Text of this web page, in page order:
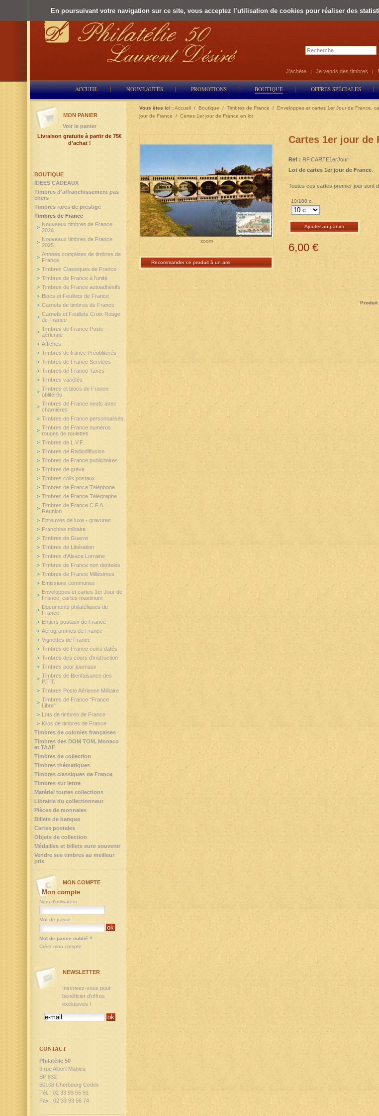
En poursuivant votre navigation sur ce site, vous acceptez l’utilisation de cookies pour réaliser des
ACCUEIL NOUVEAUTÉS PROMOTIONS BOUTIQUE OFFRES SPÉCIALES
J'achète | Je vends des timbres |
Vous êtes ici :Accueil / Boutique /Timbres de France / Enveloppes et cartes 1er Jour de France,
jour de France / Cartes 1er jour de France en lot
zoom
Recommander ce produit à un ami
Cartes 1er jour de
Ref : RF.CARTE1erJour
Lot de cartes 1er jour de France
Toutes ces cartes premier jour sont
10/100 c.
Ajouter au panier
6,00 €
Produit
BOUTIQUE
IDEES CADEAUX
Timbres d'affranchissement pas
chers
Timbres rares de prestige
Timbres de France
Nouveaux timbres de France
2026
Nouveaux timbres de France
2025
Années complètes de timbres de
France
Timbres Classiques de France
Timbres de France à l'unité
Timbres de France autoadhésifs
Blocs et Feuillets de France
Carnets de timbres de France
Carnets et Feuillets Croix Rouge
de France
Timbres de France Poste
aérienne
Affiches
Timbres de france Préoblitérés
Timbres de France Services
Timbres de France Taxes
Timbres variétés
Timbres et blocs de France
oblitérés
Timbres de France neufs avec
charnières
Timbres de France personnalisés
Timbres de France numéros
rouges de roulettes
Timbres de L.V.F.
Timbres de Radiodiffusion
Timbres de France publicitaires
Timbres de grève
Timbres colis postaux
Timbres de France Téléphone
Timbres de France Télégraphe
Timbres de France C.F.A.
Réunion
Epreuves de luxe - gravures
Franchise militaire
Timbres de Guerre
Timbres de Libération
Timbres d'Alsace Lorraine
Timbres de France non dentelés
Timbres de France Millésimes
Emissions communes
Enveloppes et cartes 1er Jour de
France, cartes maximum
Documents philatéliques de
France
Entiers postaux de France
Aérogrammes de France
Vignettes de France
Timbres de France coins datés
Timbres des cours d'instruction
Timbres pour journaux
Timbres de Bienfaisance des
P.T.T.
Timbres Poste Aérienne Militaire
Timbres de France "France
Libre"
Lots de timbres de France
Kilos de timbres de France
Timbres de colonies françaises
Timbres des DOM TOM, Monaco
et TAAF
Timbres de collection
Timbres thématiques
Timbres classiques de France
Timbres sur lettre
Matériel toutes collections
Librairie du collectionneur
Pièces de monnaies
Billets de banque
Cartes postales
Objets de collection
Médailles et billets euro souvenir
Vendre ses timbres au meilleur
prix
MON PANIER
Voir le panier
Livraison gratuite à partir de 75€
d'achat !
MON COMPTE
Mon compte
Nom d'utilisateur
Mot de passe
Mot de passe oublié ?
Créer mon compte
NEWSLETTER
Inscrivez-vous pour
bénéficier d'offres
exclusives !
CONTACT
Philatélie 50
9,rue Albert Mahieu
BP 832
50108 Cherbourg Cedex
Tél. : 02 33 93 55 91
Fax : 02 33 93 56 74